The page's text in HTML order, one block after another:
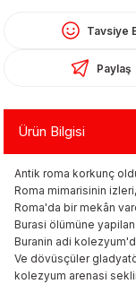
- Dolma Kalem - Pilot
& Şekilgeç
Tavsiye
Paylaş
Ürün Bilgisi
Antik roma korkunç
Roma mimarisinin
Roma'da bir mekân
Burasi ölümüne
Buranin adi
Ve dövüsçüler
kolezyum arenasi